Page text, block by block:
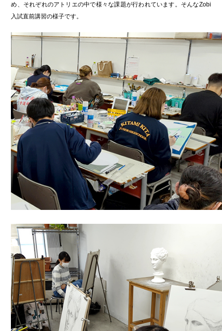
め、それぞれのアトリエの中で様々な課題が行われています。そんなZobi
入試直前講習の様子です。